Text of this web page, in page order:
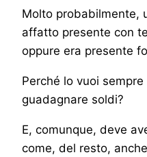
Molto probabilmente,
affatto presente con
oppure era presente
Perché lo vuoi
guadagnare soldi?
E, comunque, deve
come, del resto,